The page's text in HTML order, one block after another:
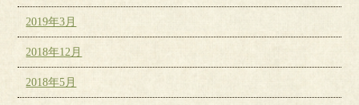
2019年3月
2018年12月
2018年5月